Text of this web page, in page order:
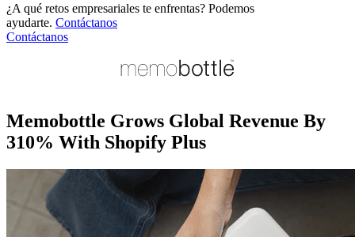
¿A qué retos empresariales te enfrentas? Podemos
ayudarte. Contáctanos
Contáctanos
Memobottle Grows Global Revenue By
310% With Shopify Plus